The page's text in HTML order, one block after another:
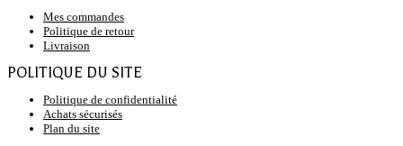
Mes commandes
Politique de retour
Livraison
POLITIQUE DU SITE
Politique de confidentialité
Achats sécurisés
Plan du site